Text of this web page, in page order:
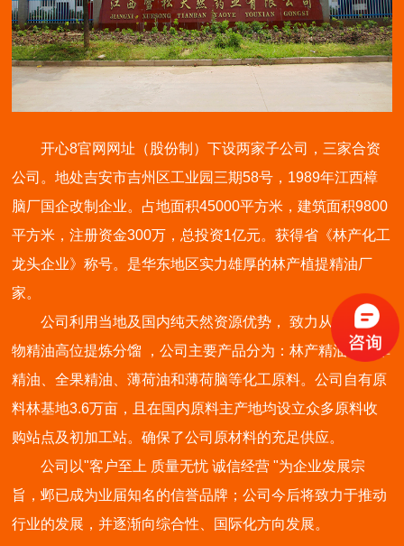
开心8官网网址（股份制）下设两家子公司，三家合资
公司。地处吉安市吉州区工业园三期58号，1989年江西樟
脑厂国企改制企业。占地面积45000平方米，建筑面积9800
平方米，注册资金300万，总投资1亿元。获得省《林产化工
龙头企业》称号。是华东地区实力雄厚的林产植提精油厂
家。
公司利用当地及国内纯天然资源优势， 致力从事天然植
物精油高位提炼分馏 ，公司主要产品分为：林产精油、全草
精油、全果精油、薄荷油和薄荷脑等化工原料。公司自有原
料林基地3.6万亩，且在国内原料主产地均设立众多原料收
购站点及初加工站。确保了公司原材料的充足供应。
公司以"客户至上 质量无忧 诚信经营 "为企业发展宗
旨，邺已成为业届知名的信誉品牌；公司今后将致力于推动
行业的发展，并逐渐向综合性、国际化方向发展。